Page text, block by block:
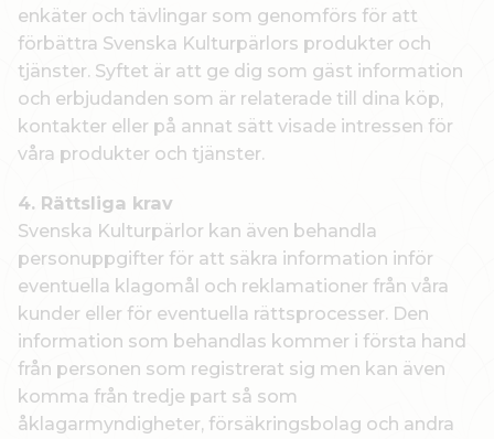
enkäter och tävlingar som genomförs för att
förbättra Svenska Kulturpärlors produkter och
tjänster. Syftet är att ge dig som gäst information
och erbjudanden som är relaterade till dina köp,
kontakter eller på annat sätt visade intressen för
våra produkter och tjänster.
4. Rättsliga krav
Svenska Kulturpärlor kan även behandla
personuppgifter för att säkra information inför
eventuella klagomål och reklamationer från våra
kunder eller för eventuella rättsprocesser. Den
information som behandlas kommer i första hand
från personen som registrerat sig men kan även
komma från tredje part så som
åklagarmyndigheter, försäkringsbolag och andra